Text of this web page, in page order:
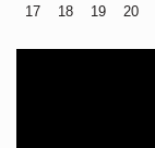
17
18 19 20